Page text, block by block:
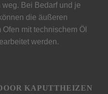
Bei Bedarf und je
die äußeren
mit technischem Öl
werden.
KAPUTTHEIZEN